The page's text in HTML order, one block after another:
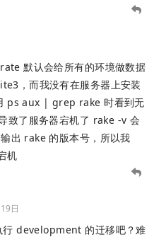
默认会给所有的环境做数据
，而我没有在服务器上安装
ps aux | grep rake 时看到无
致了服务器宕机了 rake -v 会
出 rake 的版本号，所以我
机
日
development 的迁移吧？难